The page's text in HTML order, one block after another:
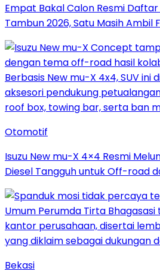
Empat Bakal Calon Resmi
Tambun 2026, Satu Masih Ambil
Otomotif
Isuzu New mu-X 4×4 Resmi
Diesel Tangguh untuk Off-road
Bekasi